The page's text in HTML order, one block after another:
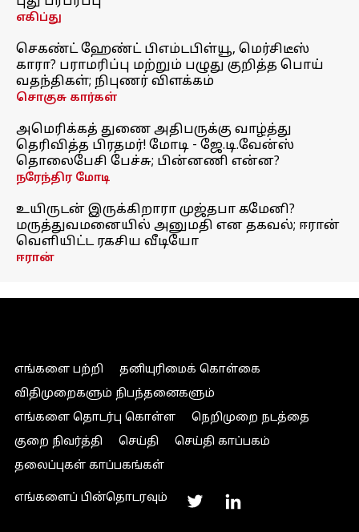
எகிப்து
செகண்ட் ஹேண்ட் பிஎம்டபிள்யூ, மெர்சிடீஸ்
காரா? பராமரிப்பு மற்றும் பழுது குறித்த பொய்
வதந்திகள்; நிபுணர் விளக்கம்
சொகுசு கார்கள்
அமெரிக்கத் துணை அதிபருக்கு வாழ்த்து
தெரிவித்த பிரதமர்! மோடி - ஜே.டி.வேன்ஸ்
தொலைபேசி பேச்சு; பின்னணி என்ன?
நரேந்திர மோடி
உயிருடன் இருக்கிறாரா முஜ்தபா கமேனி?
மருத்துவமனையில் அனுமதி என தகவல்; ஈரான்
வெளியிட்ட ரகசிய வீடியோ
ஈரான்
எங்களை பற்றி
தனியுரிமைக் கொள்கை
விதிமுறைகளும் நிபந்தனைகளும்
எங்களை தொடர்பு கொள்ள
நெறிமுறை நடத்தை
குறை நிவர்த்தி
செய்தி
செய்தி காப்பகம்
தலைப்புகள் காப்பகங்கள்
எங்களைப் பின்தொடரவும்